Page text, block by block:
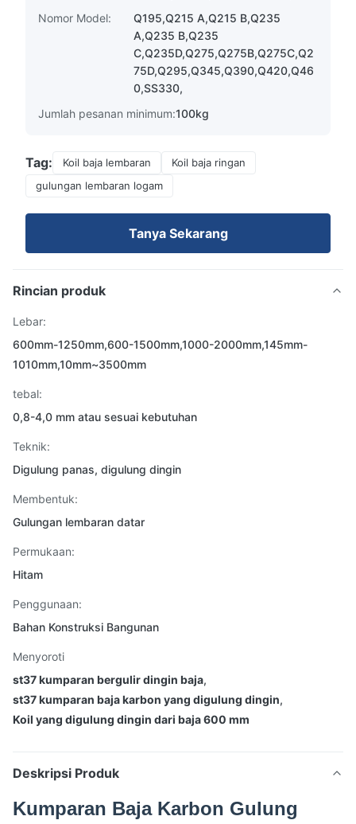
Nomor Model:
Q195,Q215 A,Q215 B,Q235
A,Q235 B,Q235
C,Q235D,Q275,Q275B,Q275C,Q2
75D,Q295,Q345,Q390,Q420,Q46
0,SS330,
Jumlah pesanan minimum:100kg
Tag: Koil baja lembaran
Koil baja ringan
gulungan lembaran logam
Tanya Sekarang
Rincian produk
Lebar:
600mm-1250mm,600-1500mm,1000-2000mm,145mm-
1010mm,10mm~3500mm
tebal:
0,8-4,0 mm atau sesuai kebutuhan
Teknik:
Digulung panas, digulung dingin
Membentuk:
Gulungan lembaran datar
Permukaan:
Hitam
Penggunaan:
Bahan Konstruksi Bangunan
Menyoroti
st37 kumparan bergulir dingin baja,
st37 kumparan baja karbon yang digulung dingin,
Koil yang digulung dingin dari baja 600 mm
Deskripsi Produk
Kumparan Baja Karbon Gulung